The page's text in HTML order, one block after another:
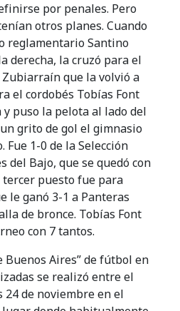
por penales. Pero
otros planes. Cuando
reglamentario Santino
derecha, la cruzó para el
que la volvió a
el cordobés Tobías Font
puso la pelota al lado del
grito de gol el gimnasio
Fue 1-0 de la Selección
del Bajo, que se quedó con
tercer puesto fue para
le ganó 3-1 a Panteras
de bronce. Tobías Font
con 7 tantos.
Buenos Aires” de fútbol en
se realizó entre el
24 de noviembre en el